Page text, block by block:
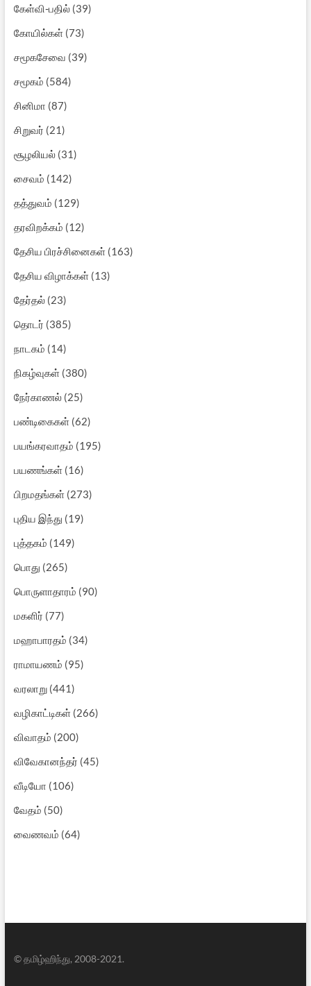
கேள்வி-பதில்(39)
கோயில்கள்(73)
சமூகசேவை (39)
சமூகம் (584)
சினிமா (87)
சிறுவர் (21)
சூழலியல்(31)
சைவம் (142)
தத்துவம் (129)
தரவிறக்கம் (12)
தேசிய பிரச்சினைகள்(163)
தேசிய விழாக்கள்(13)
தேர்தல்(23)
தொடர் (385)
நாடகம் (14)
நிகழ்வுகள்(380)
நேர்காணல்(25)
பண்டிகைகள்(62)
பயங்கரவாதம் (195)
பயணங்கள்(16)
பிறமதங்கள்(273)
புதிய இந்து (19)
புத்தகம் (149)
பொது (265)
பொருளாதாரம் (90)
மகளிர் (77)
மஹாபாரதம் (34)
ராமாயணம் (95)
வரலாறு(441)
வழிகாட்டிகள்(266)
விவாதம் (200)
விவேகானந்தர் (45)
வீடியோ (106)
வேதம் (50)
வைணவம் (64)
© தமிழ்ஹிந்து, 2008-2021.